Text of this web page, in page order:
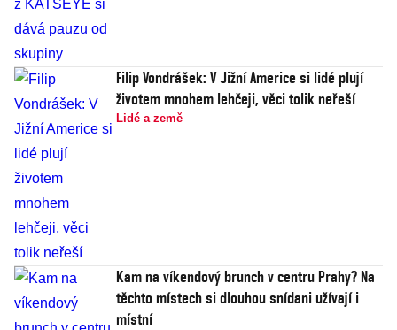
Filip Vondrášek: V Jižní Americe si lidé plují
životem mnohem lehčeji, věci tolik neřeší
Lidé a země
Kam na víkendový brunch v centru Prahy? Na
těchto místech si dlouhou snídani užívají i
místní